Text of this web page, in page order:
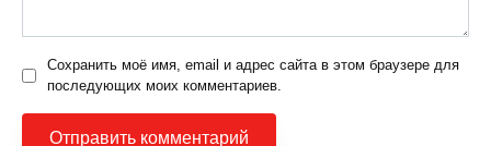
Сохранить моё имя, email и адрес сайта в этом браузере для
последующих моих комментариев.